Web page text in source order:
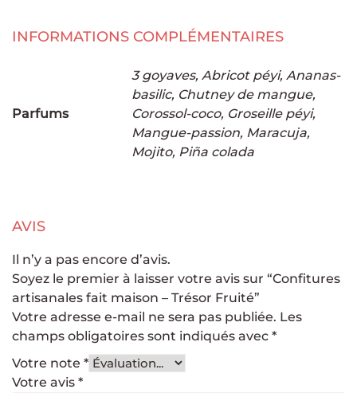
INFORMATIONS COMPLÉMENTAIRES
Parfums
3 goyaves, Abricot péyi, Ananas-
basilic, Chutney de mangue,
Corossol-coco, Groseille péyi,
Mangue-passion, Maracuja,
Mojito, Piña colada
AVIS
Il n’y a pas encore d’avis.
Soyez le premier à laisser votre avis sur “Confitures
artisanales fait maison – Trésor Fruité”
Votre adresse e-mail ne sera pas publiée. Les
champs obligatoires sont indiqués avec *
Votre note *
Votre avis *